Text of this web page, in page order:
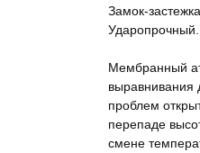
Замок-
Мембранный
выравнивания
проблем
перепаде
смене